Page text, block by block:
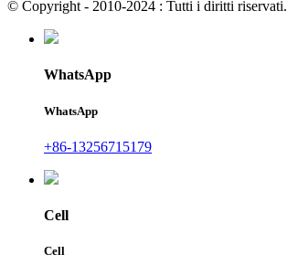
© Copyright - 2010-2024 : Tutti i diritti riservati.
WhatsApp
WhatsApp
+86-13256715179
Cell
Cell